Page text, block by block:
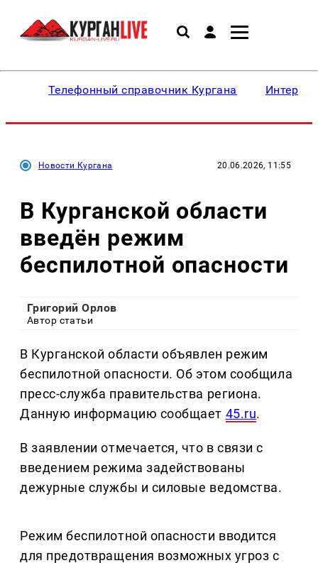
Телефонный справочник Кургана
Новости Кургана 20.06.2026, 11:55
В Курганской области
введён режим
беспилотной опасности
Григорий Орлов
Автор статьи
В Курганской области объявлен режим
беспилотной опасности. Об этом сообщила
пресс-служба правительства региона.
Данную информацию сообщает 45.ru.
В заявлении отмечается, что в связи с
введением режима задействованы
дежурные службы и силовые ведомства.
Режим беспилотной опасности вводится
для предотвращения возможных угроз с